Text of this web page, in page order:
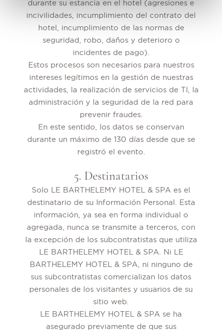
durante su estancia en el hotel (agresiones e
incivilidades, incumplimiento del contrato del
hotel, incumplimiento de las normas de
seguridad, robo, daños y deterioro o
incidentes de pago).
Estos procesos son necesarios para nuestros
intereses legítimos en la gestión de nuestras
actividades, la realización de servicios de TI, la
administración y la seguridad de la red para
prevenir fraudes.
En este sentido, los datos se conservan
durante un máximo de 130 días desde que se
registró el evento.
5. Destinatarios
Solo LE BARTHELEMY HOTEL & SPA es el
destinatario de su Información Personal. Esta
información, ya sea en forma individual o
agregada, nunca se transmite a terceros, con
la excepción de los subcontratistas que utiliza
LE BARTHELEMY HOTEL & SPA. Ni LE
BARTHELEMY HOTEL & SPA, ni ninguno de
sus subcontratistas comercializan los datos
personales de los visitantes y usuarios de su
sitio web.
LE BARTHELEMY HOTEL & SPA se ha
asegurado previamente de que sus